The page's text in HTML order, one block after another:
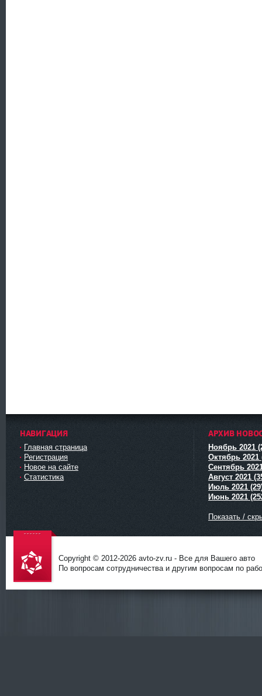
НАВИГАЦИЯ
Главная страница
Регистрация
Новое на сайте
Статистика
АРХИВ
Ноябрь 2021
Октябрь 2021
Сентябрь
Август 2021
Июль 2021
Июнь 2021
Показать /
avto-zv.ru
Copyright © 2012-2026 avto-zv.ru - Все для Вашего авто
По вопросам сотрудничества и другим вопросам по